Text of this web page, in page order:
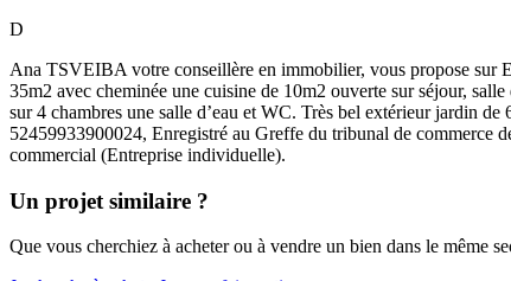
D
Ana TSVEIBA votre conseillère en immobilier, vous propose sur
35m2 avec cheminée une cuisine de 10m2 ouverte sur séjour,
sur 4 chambres une salle d’eau et WC. Très bel extérieur jardin
52459933900024, Enregistré au Greffe du tribunal de commerce
commercial (Entreprise individuelle).
Un projet similaire ?
Que vous cherchiez à acheter ou à vendre un bien dans le même